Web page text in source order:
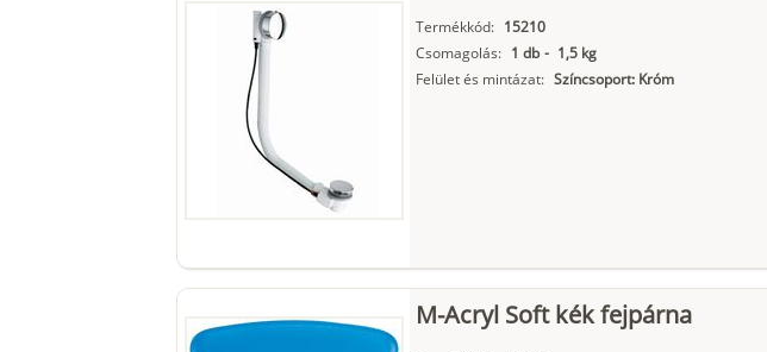
Termékkód: 15210
Csomagolás: 1 db - 1,5 kg
Felület és mintázat: Színcsoport: Króm
M-Acryl Soft kék fejpárna